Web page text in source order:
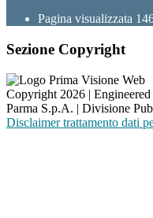
Pagina visualizzata
Sezione Copyright
Copyright 2026 |
Parma S.p.A. | Divisione
Disclaimer trattamento dati